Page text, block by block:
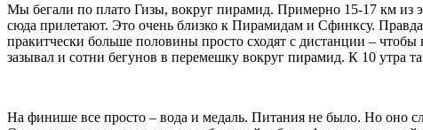
Мы бегали по плато Гизы, вокруг пирамид. Примерно 15-17 км из
сюда прилетают. Это очень близко к Пирамидам и Сфинксу.
пракитчески больше половины просто сходят с дистанции – чтобы
зазывал и сотни бегунов в перемешку вокруг пирамид. К 10 утра
На финише все просто – вода и медаль. Питания не было. Но оно